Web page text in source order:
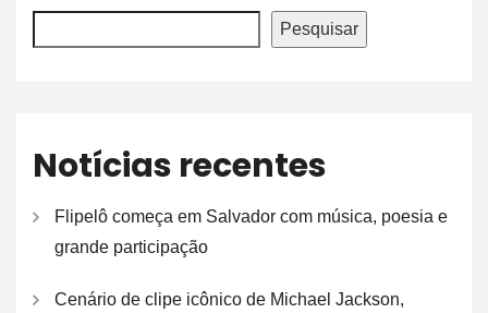
Pesquisar
Notícias recentes
Flipelô começa em Salvador com música, poesia e
grande participação
Cenário de clipe icônico de Michael Jackson,